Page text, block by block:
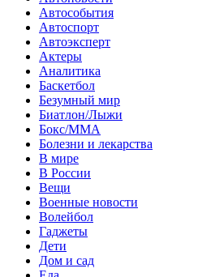
Автособытия
Автоспорт
Автоэксперт
Актеры
Аналитика
Баскетбол
Безумный мир
Биатлон/Лыжи
Бокс/MMA
Болезни и лекарства
В мире
В России
Вещи
Военные новости
Волейбол
Гаджеты
Дети
Дом и сад